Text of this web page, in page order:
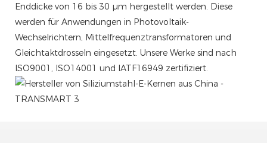
Enddicke von 16 bis 30 µm hergestellt werden. Diese
werden für Anwendungen in Photovoltaik-
Wechselrichtern, Mittelfrequenztransformatoren und
Gleichtaktdrosseln eingesetzt. Unsere Werke sind nach
ISO9001, ISO14001 und IATF16949 zertifiziert.